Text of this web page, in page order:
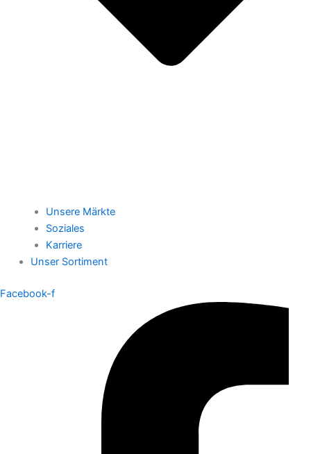
Unsere Märkte
Soziales
Karriere
Unser Sortiment
Facebook-f